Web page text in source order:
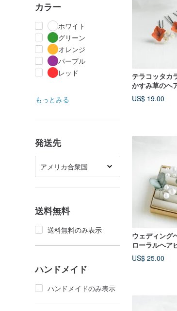
カラー
ホワイト
グリーン
オレンジ
パープル
レッド
もっとみる
発送先
アメリカ合衆国
送料無料
送料無料のみ表示
ハンドメイド
ハンドメイドのみ表示
テラコッタカ
かすみ草のヘ
ダルヘアアク
US$ 19.00
ウェディング
ローラルヘア
ールヘアピン
ピース
US$ 25.00